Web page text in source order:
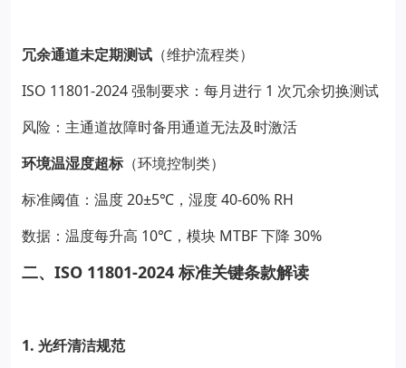
冗余通道未定期测试（维护流程类）
ISO 11801-2024 强制要求：每月进行1 次冗余切换测试
风险：主通道故障时备用通道无法及时激活
环境温湿度超标（环境控制类）
标准阈值：温度20±5℃，湿度40-60% RH
数据：温度每升高 10℃，模块MTBF 下降 30%
二、 ISO 11801-2024标准关键条款解读
1. 光纤清洁规范